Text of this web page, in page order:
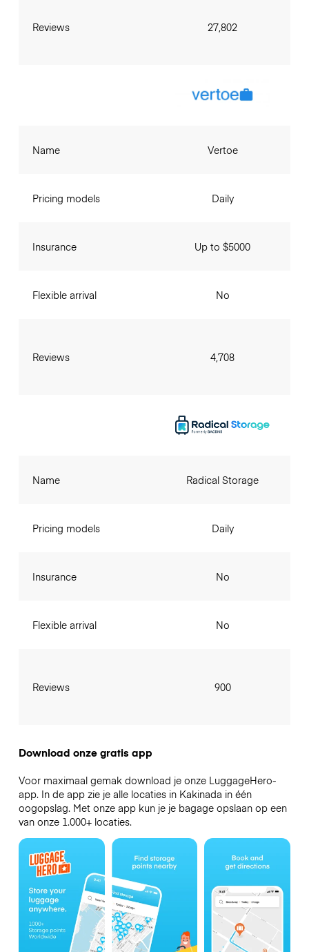
Reviews 27,802
Name
Pricing models
Insurance
Flexible arrival
Reviews
Vertoe
Daily
Up to $5000
No
4,708
Name
Pricing models
Insurance
Flexible arrival
Reviews
Radical Storage
Daily
No
No
900
Download onze gratis app
Voor maximaal gemak download je onze LuggageHero-
app. In de app zie je alle locaties in Kakinada in één
oogopslag. Met onze app kun je je bagage opslaan op een
van onze 1.000+ locaties.